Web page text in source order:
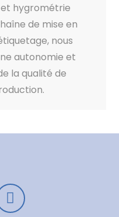
hygrométrie
de mise en
nous
autonomie et
la qualité de